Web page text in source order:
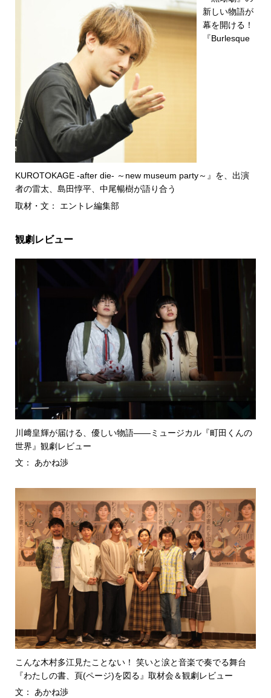
新しい物語が
幕を開ける！
『Burlesque
KUROTOKAGE -after die- ～new museum party～』を、出演
者の雷太、島田惇平、中尾暢樹が語り合う
取材・文： エントレ編集部
観劇レビュー
川﨑皇輝が届ける、優しい物語――ミュージカル『町田くんの
世界』観劇レビュー
文： あかね渉
こんな木村多江見たことない！ 笑いと涙と音楽で奏でる舞台
『わたしの書、頁(ページ)を図る』取材会＆観劇レビュー
文： あかね渉